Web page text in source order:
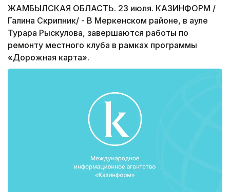
ЖАМБЫЛСКАЯ ОБЛАСТЬ. 23 июля. КАЗИНФОРМ /
Галина Скрипник/ - В Меркенском районе, в ауле
Турара Рыскулова, завершаются работы по
ремонту местного клуба в рамках программы
«Дорожная карта».